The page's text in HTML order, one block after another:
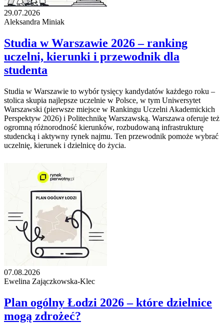
29.07.2026
Aleksandra Miniak
Studia w Warszawie 2026 – ranking
uczelni, kierunki i przewodnik dla
studenta
Studia w Warszawie to wybór tysięcy kandydatów każdego roku –
stolica skupia najlepsze uczelnie w Polsce, w tym Uniwersytet
Warszawski (pierwsze miejsce w Rankingu Uczelni Akademickich
Perspektyw 2026) i Politechnikę Warszawską. Warszawa oferuje też
ogromną różnorodność kierunków, rozbudowaną infrastrukturę
studencką i aktywny rynek najmu. Ten przewodnik pomoże wybrać
uczelnię, kierunek i dzielnicę do życia.
07.08.2026
Ewelina Zajączkowska-Klec
Plan ogólny Łodzi 2026 – które dzielnice
mogą zdrożeć?